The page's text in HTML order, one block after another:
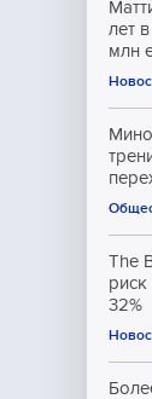
лет
млн
The
риск
32%